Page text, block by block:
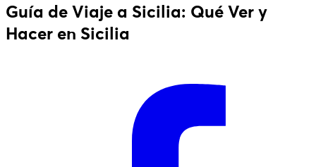
Guía de Viaje a Sicilia: Qué Ver y
Hacer en Sicilia